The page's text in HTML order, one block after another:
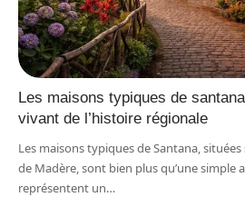
Les maisons typiques de
vivant de l’histoire régionale
Les maisons typiques de Santana,
de Madère, sont bien plus qu’une simple
représentent un…